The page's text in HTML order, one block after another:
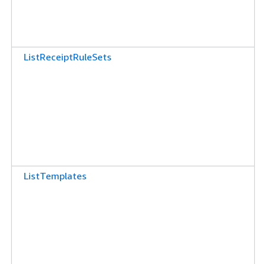
ListReceiptRuleSets
ListTemplates